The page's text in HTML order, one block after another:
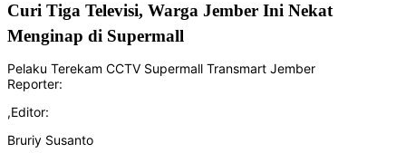
Curi Tiga Televisi, Warga Jember Ini Nekat
Menginap di Supermall
Pelaku Terekam CCTV Supermall Transmart Jember
Reporter:
,Editor:
Bruriy Susanto